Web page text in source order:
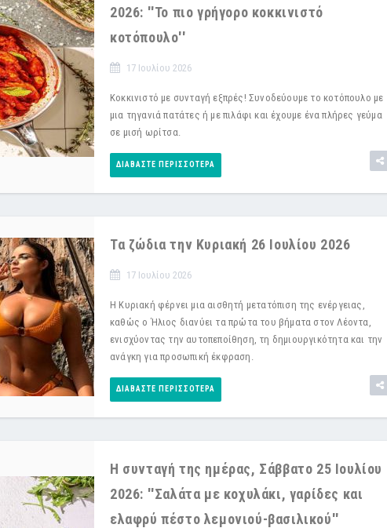
2026: ''Το πιο γρήγορο κοκκινιστό
κοτόπουλο''
17 Ιουλίου 2026
Κοκκινιστό με συνταγή εξπρές! Συνοδεύουμε το κοτόπουλο με
μια τηγανιά πατάτες ή με πιλάφι και έχουμε ένα πλήρες γεύμα
σε μισή ωρίτσα.
ΔΙΑΒΆΣΤΕ ΠΕΡΙΣΣΌΤΕΡΑ
Τα ζώδια την Κυριακή 26 Ιουλίου 2026
17 Ιουλίου 2026
Η Κυριακή φέρνει μια αισθητή μετατόπιση της ενέργειας,
καθώς ο Ήλιος διανύει τα πρώτα του βήματα στον Λέοντα,
ενισχύοντας την αυτοπεποίθηση, τη δημιουργικότητα και την
ανάγκη για προσωπική έκφραση.
ΔΙΑΒΆΣΤΕ ΠΕΡΙΣΣΌΤΕΡΑ
Η συνταγή της ημέρας, Σάββατο 25 Ιουλίου
2026: ''Σαλάτα με κοχυλάκι, γαρίδες και
ελαφρύ πέστο λεμονιού-βασιλικού''